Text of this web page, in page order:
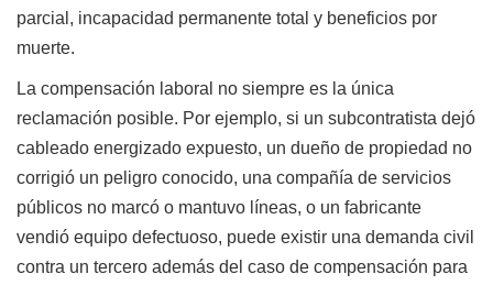
parcial, incapacidad permanente total y beneficios por
muerte.
La compensación laboral no siempre es la única
reclamación posible. Por ejemplo, si un subcontratista dejó
cableado energizado expuesto, un dueño de propiedad no
corrigió un peligro conocido, una compañía de servicios
públicos no marcó o mantuvo líneas, o un fabricante
vendió equipo defectuoso, puede existir una demanda civil
contra un tercero además del caso de compensación para